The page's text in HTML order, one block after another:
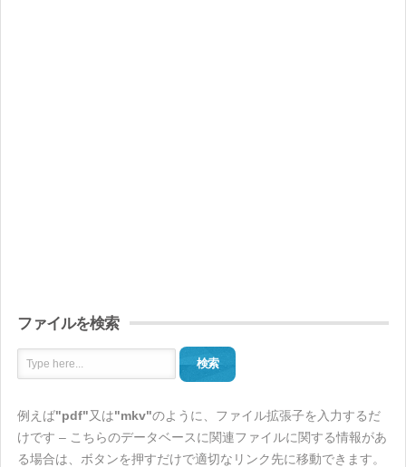
ファイルを検索
検索
例えば"pdf"又は"mkv"のように、ファイル拡張子を入力するだ
けです – こちらのデータベースに関連ファイルに関する情報があ
る場合は、ボタンを押すだけで適切なリンク先に移動できます。